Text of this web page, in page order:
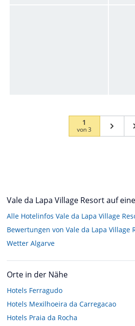
1
von3
Vale da Lapa Village Resort auf
Alle Hotelinfos Vale da Lapa Village
Bewertungen von Vale da Lapa Village
Wetter Algarve
Orte in der Nähe
Hotels Ferragudo
Hotels Mexilhoeira da Carregacao
Hotels Praia da Rocha